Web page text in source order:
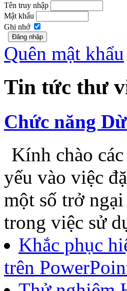
Võ Thế Yên
Trần Thị Hằng
Quảng Gia
Phạm Thị
Đăng nhập
Tên truy nhập
Mật khẩu
Ghi nhớ
Quên mật khẩu
Tin tức thư
Chức năng